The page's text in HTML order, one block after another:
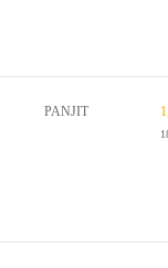
PANJIT